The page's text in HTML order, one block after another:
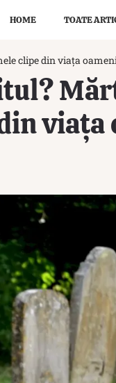
HOME TOATE
clipe din viața
viața